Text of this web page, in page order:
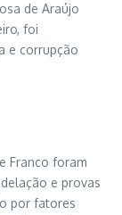
de Araújo
foi
e corrupção
Franco foram
e provas
por fatores